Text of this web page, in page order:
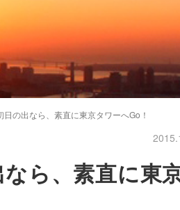
の出なら、素直に東京タワーへGo！
ら、素直に東